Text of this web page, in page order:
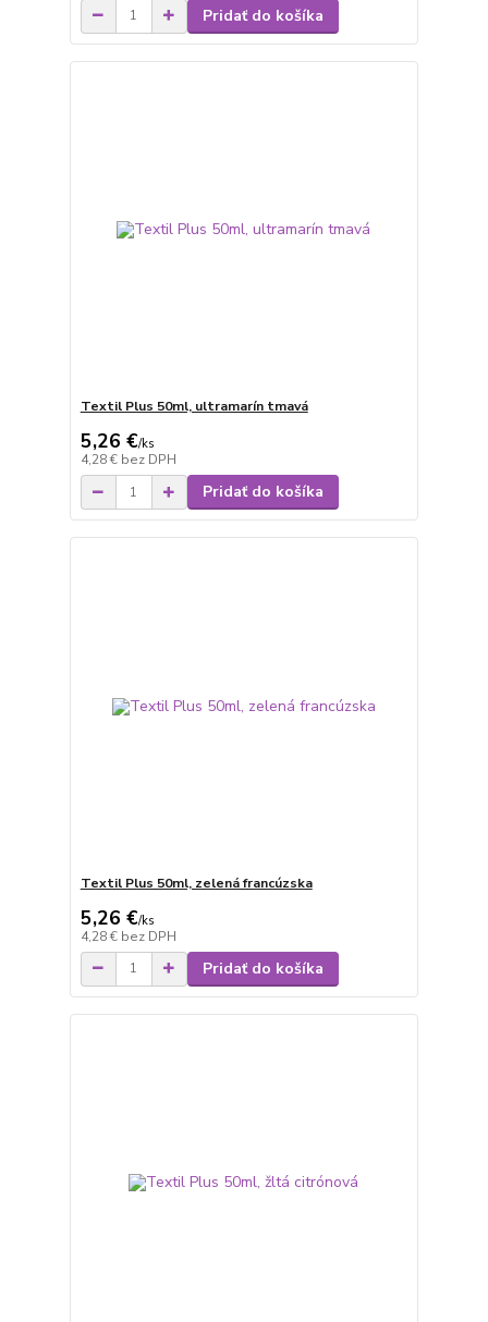
Pridať do košíka
Textil Plus 50ml, ultramarín tmavá
5,26 €/ks
4,28 € bez DPH
Pridať do košíka
Textil Plus 50ml, zelená francúzska
5,26 €/ks
4,28 € bez DPH
Pridať do košíka